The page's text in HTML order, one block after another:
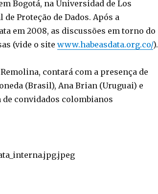
Bogotá, na Universidad de Los
Proteção de Dados. Após a
em 2008, as discussões em torno do
(vide o site www.habeasdata.org.co/).
contará com a presença de
(Brasil), Ana Brian (Uruguai) e
de convidados colombianos